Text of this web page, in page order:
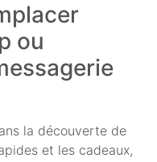
ou
la découverte de
et les cadeaux,